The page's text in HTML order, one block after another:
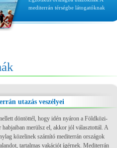
mediterrán térségbe látogatóknak
utazás veszélyei
döntöttél, hogy idén nyáron a Földközi-
habjaiban merülsz el, akkor jól választottál. A
közelinek számító mediterrán országok
tartalmas vakációt ígérnek. Mediterrán